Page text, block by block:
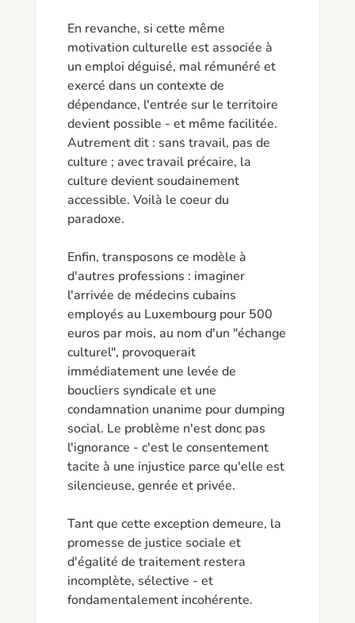
En revanche, si cette même
motivation culturelle est associée à
un emploi déguisé, mal rémunéré et
exercé dans un contexte de
dépendance, l'entrée sur le territoire
devient possible - et même facilitée.
Autrement dit : sans travail, pas de
culture ; avec travail précaire, la
culture devient soudainement
accessible. Voilà le coeur du
paradoxe.
Enfin, transposons ce modèle à
d'autres professions : imaginer
l'arrivée de médecins cubains
employés au Luxembourg pour 500
euros par mois, au nom d'un "échange
culturel", provoquerait
immédiatement une levée de
boucliers syndicale et une
condamnation unanime pour dumping
social. Le problème n'est donc pas
l'ignorance - c'est le consentement
tacite à une injustice parce qu'elle est
silencieuse, genrée et privée.
Tant que cette exception demeure, la
promesse de justice sociale et
d'égalité de traitement restera
incomplète, sélective - et
fondamentalement incohérente.